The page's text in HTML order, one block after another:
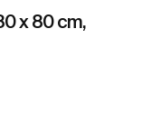
x 80 cm,